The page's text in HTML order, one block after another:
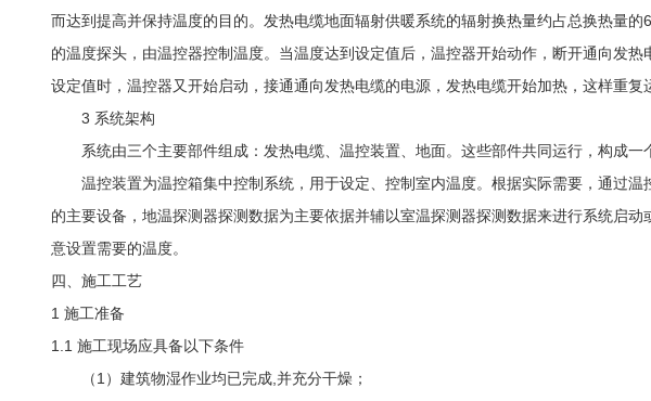
而达到提高并保持温度的目的。发热电缆地面辐射供暖系统的辐射换热量约占总换热量
的温度探头，由温控器控制温度。当温度达到设定值后，温控器开始动作，断开通向发
设定值时，温控器又开始启动，接通通向发热电缆的电源，发热电缆开始加热，这样重复
3 系统架构
系统由三个主要部件组成：发热电缆、温控装置、地面。这些部件共同运行，构成一
温控装置为温控箱集中控制系统，用于设定、控制室内温度。根据实际需要，通过温
的主要设备，地温探测器探测数据为主要依据并辅以室温探测器探测数据来进行系统启
意设置需要的温度。
四、施工工艺
1 施工准备
1.1 施工现场应具备以下条件
（1）建筑物湿作业均已完成,并充分干燥；